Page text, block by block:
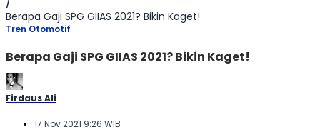
/
Berapa Gaji SPG GIIAS 2021? Bikin Kaget!
Tren Otomotif
Berapa Gaji SPG GIIAS 2021? Bikin Kaget!
Firdaus Ali
17 Nov 2021 9:26 WIB